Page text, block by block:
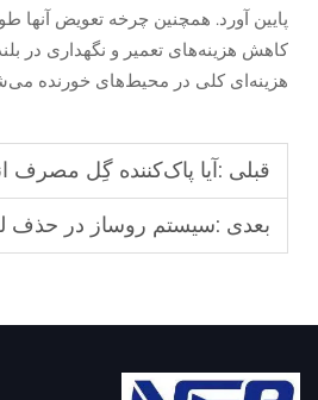
پایین آورد. همچنین چرخه تعویض آنها
کاهش هزینه‌های تعمیر و نگهداری در
هزینه‌ای کلی در محیط‌های خورنده
قبلی :آیا پاک‌کننده گِل مصرف انرژی
بعدی :سیستم روساز در حذف لجن